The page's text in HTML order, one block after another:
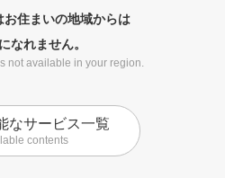
お住まいの地域からは
なれません。
not available in your region.
なサービス一覧
contents